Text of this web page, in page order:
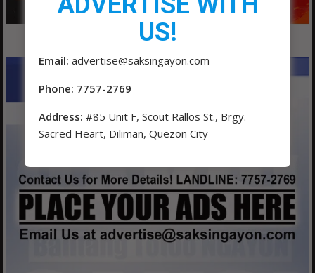
US!
Email: advertise@saksingayon.com
Phone: 7757-2769
Address: #85 Unit F, Scout Rallos St., Brgy.
Sacred Heart, Diliman, Quezon City